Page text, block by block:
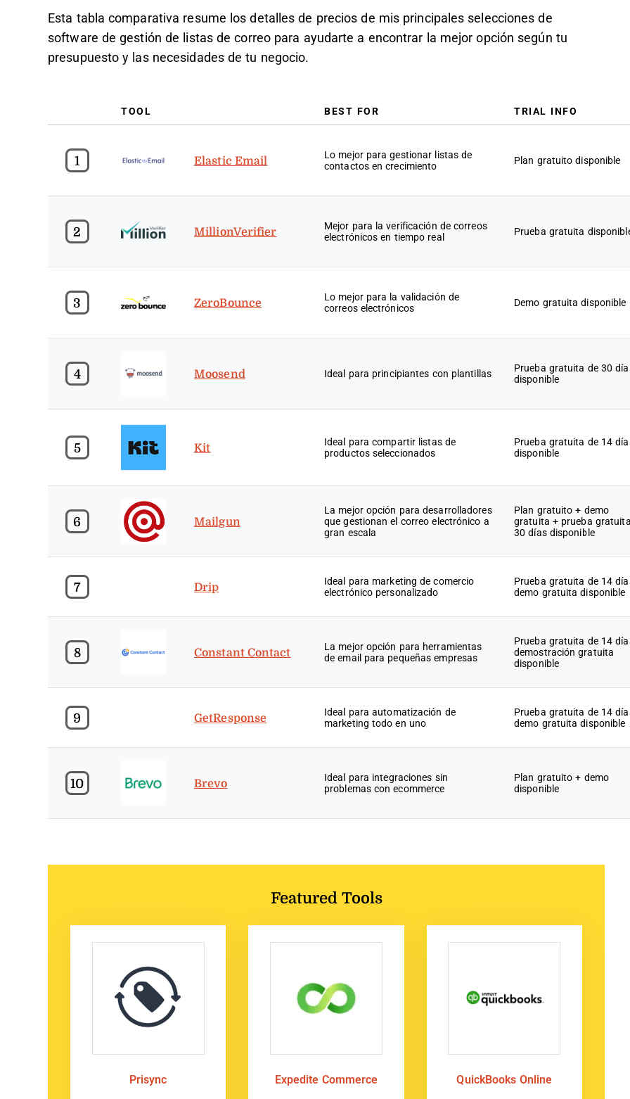
Esta tabla comparativa resume los detalles de precios de mis principales selecciones de
software de gestión de listas de correo para ayudarte a encontrar la mejor opción según tu
presupuesto y las necesidades de tu negocio.
TOOL BEST FOR TRIAL INFO
1 Elastic Email
Lo mejor para gestionar listas de
contactos en crecimiento
Plan gratuito disponible
2 MillionVerifier
Mejor para la verificación de correos
electrónicos en tiempo real
Prueba gratuita
3 ZeroBounce
Lo mejor para la validación de
correos electrónicos
Demo gratuita disponible
4 Moosend Ideal para principiantes con plantillas
Prueba gratuita de 30
disponible
5 Kit
Ideal para compartir listas de
productos seleccionados
Prueba gratuita de 14
disponible
6 Mailgun
La mejor opción para desarrolladores
que gestionan el correo electrónico a
gran escala
Plan gratuito + demo
gratuita + prueba
30 días disponible
7 Drip
Ideal para marketing de comercio
electrónico personalizado
Prueba gratuita de 14
demo gratuita disponible
8 Constant Contact
La mejor opción para herramientas
de email para pequeñas empresas
Prueba gratuita de 14
demostración gratuita
disponible
9 GetResponse
Ideal para automatización de
marketing todo en uno
Prueba gratuita de 14
demo gratuita disponible
10 Brevo
Ideal para integraciones sin
problemas con ecommerce
Plan gratuito + demo
disponible
Featured Tools
Prisync Expedite Commerce QuickBooks Online